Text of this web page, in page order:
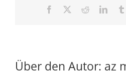
Facebook Reddit
Über den Autor: az